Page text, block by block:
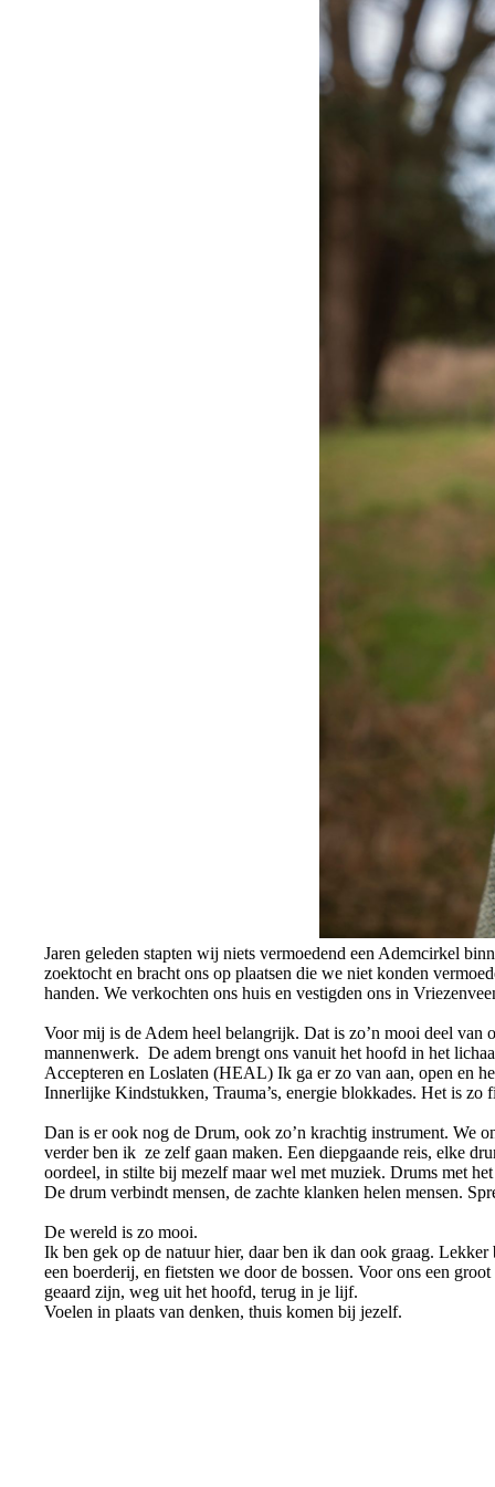
Jaren geleden stapten wij niets vermoedend een Ademcirkel
zoektocht en bracht ons op plaatsen die we niet konden
handen. We verkochten ons huis en vestigden ons in
Voor mij is de Adem heel belangrijk. Dat is zo’n mooi deel
mannenwerk. De adem brengt ons vanuit het hoofd in het
Accepteren en Loslaten (HEAL) Ik ga er zo van aan, open en
Innerlijke Kindstukken, Trauma’s, energie blokkades. Het is
Dan is er ook nog de Drum, ook zo’n krachtig instrument. We
verder ben ik ze zelf gaan maken. Een diepgaande reis, elke
oordeel, in stilte bij mezelf maar wel met muziek. Drums met
De drum verbindt mensen, de zachte klanken helen mensen.
De wereld is zo mooi.
Ik ben gek op de natuur hier, daar ben ik dan ook graag.
een boerderij, en fietsten we door de bossen. Voor ons een
geaard zijn, weg uit het hoofd, terug in je lijf.
Voelen in plaats van denken, thuis komen bij jezelf.